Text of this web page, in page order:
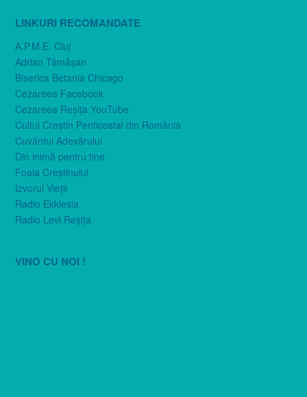
LINKURI RECOMANDATE
A.P.M.E. Cluj
Adrian Tămăşan
Biserica Betania Chicago
Cezareea Facebook
Cezareea Reşiţa YouTube
Cultul Creştin Penticostal din România
Cuvântul Adevărului
Din inimă pentru tine
Foaia Creştinului
Izvorul Vieţii
Radio Ekklesia
Radio Levi Reşiţa
VINO CU NOI !